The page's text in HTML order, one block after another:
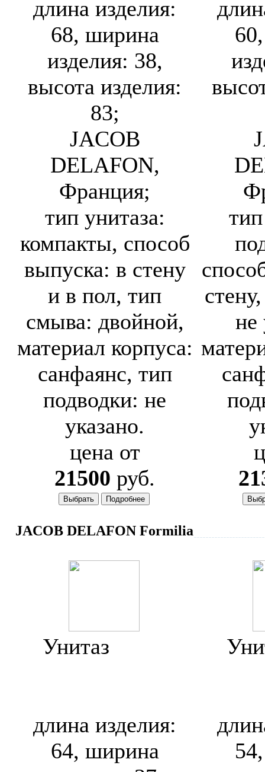
длина изделия:
68, ширина
изделия: 38,
высота изделия:
83;
JACOB
DELAFON,
Франция;
тип унитаза:
компакты, способ
выпуска: в стену
и в пол, тип
смыва: двойной,
материал корпуса:
санфаянс, тип
подводки: не
указано.
цена от
21500 руб.
не
JACOB DELAFON Formilia
Унитаз
длина изделия:
64, ширина